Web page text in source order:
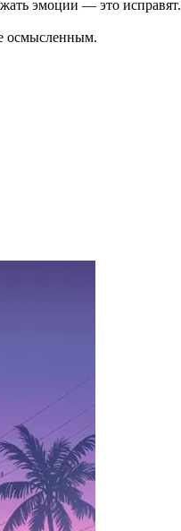
эмоции — это
осмысленным.